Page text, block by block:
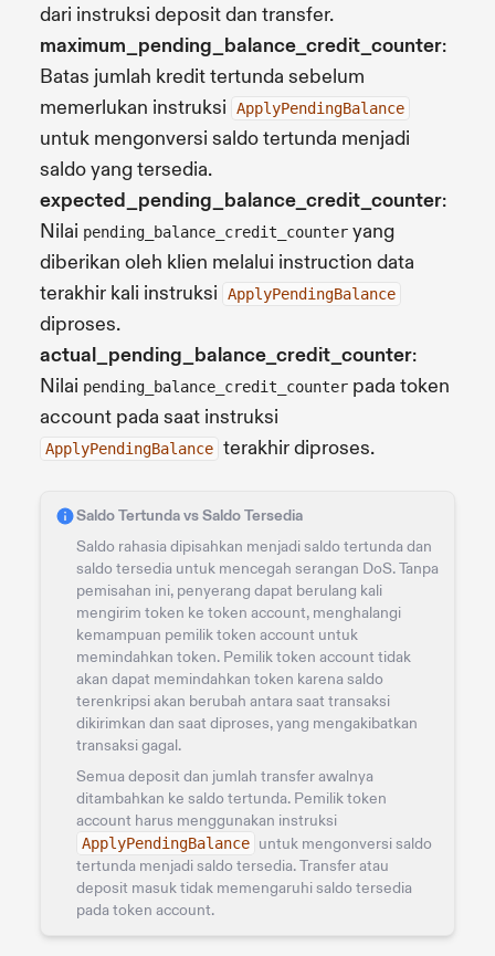
dari instruksi deposit dan transfer.
maximum_pending_balance_credit_counter:
Batas jumlah kredit tertunda sebelum
memerlukan instruksi
ApplyPendingBalance
untuk mengonversi saldo tertunda menjadi
saldo yang tersedia.
expected_pending_balance_credit_counter:
Nilai pending_balance_credit_counter yang
diberikan oleh klien melalui instruction data
terakhir kali instruksi
ApplyPendingBalance
diproses.
actual_pending_balance_credit_counter:
Nilai pending_balance_credit_counter pada token
account pada saat instruksi
ApplyPendingBalance terakhir diproses.
Saldo Tertunda vs Saldo Tersedia
Saldo rahasia dipisahkan menjadi saldo tertunda dan
saldo tersedia untuk mencegah serangan DoS. Tanpa
pemisahan ini, penyerang dapat berulang kali
mengirim token ke token account, menghalangi
kemampuan pemilik token account untuk
memindahkan token. Pemilik token account tidak
akan dapat memindahkan token karena saldo
terenkripsi akan berubah antara saat transaksi
dikirimkan dan saat diproses, yang mengakibatkan
transaksi gagal.
Semua deposit dan jumlah transfer awalnya
ditambahkan ke saldo tertunda. Pemilik token
account harus menggunakan instruksi
ApplyPendingBalance untuk mengonversi saldo
tertunda menjadi saldo tersedia. Transfer atau
deposit masuk tidak memengaruhi saldo tersedia
pada token account.